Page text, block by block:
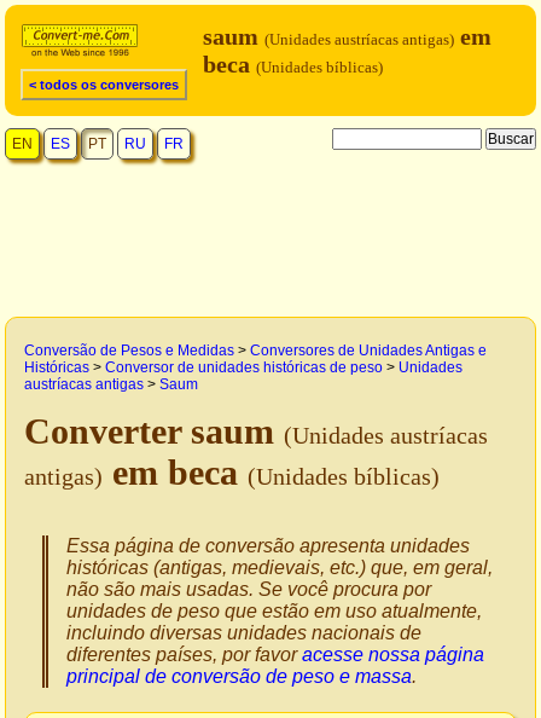
< todos os conversores
saum (Unidades austríacas antigas) em
beca (Unidades bíblicas)
EN ES PT RU FR
Conversão de Pesos e Medidas > Conversores de Unidades Antigas e
Históricas > Conversor de unidades históricas de peso > Unidades
austríacas antigas > Saum
Converter saum (Unidades austríacas
antigas) em beca (Unidades bíblicas)
Essa página de conversão apresenta unidades
históricas (antigas, medievais, etc.) que, em geral,
não são mais usadas. Se você procura por
unidades de peso que estão em uso atualmente,
incluindo diversas unidades nacionais de
diferentes países, por favoracesse nossa página
principal de conversão de peso e massa.